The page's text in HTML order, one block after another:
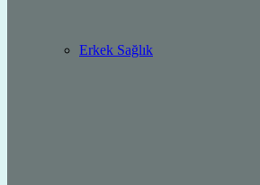
Erkek Sağlık